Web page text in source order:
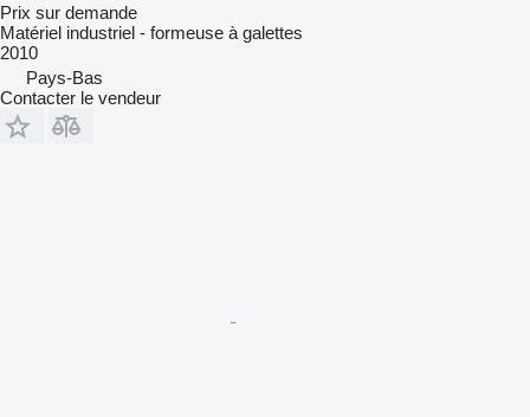
Prix sur demande
Matériel industriel - formeuse à galettes
2010
Pays-Bas
Contacter le vendeur